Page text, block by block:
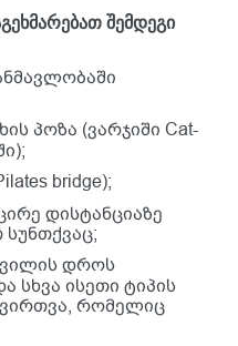
შემდეგი
პოზა (ვარჯიში Cat-
bridge);
დისტანციაზე
დროს
სხვა ისეთი ტიპის
რომელიც